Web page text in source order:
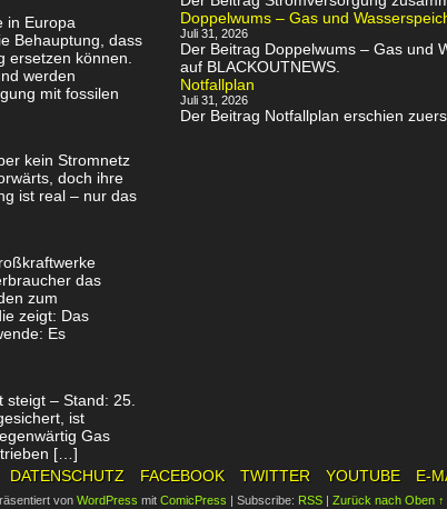
in Europa
Behauptung, dass
ersetzen können.
werden
mit fossilen
kein Stromnetz
doch ihre
ist real – nur das
das
zum
zeigt: Das
Es
– Stand: 25.
ist
Gas
[…]
Doppelwums – Gas und
Juli 31, 2026
Der Beitrag Doppelwums – Gas und
auf BLACKOUTNEWS.
Notfallplan
Juli 31, 2026
Der Beitrag Notfallplan erschien
DATENSCHUTZ FACEBOOK TWITTER YOUTUBE E-
von WordPress mit ComicPress | Subscribe: RSS | Zurück nach Oben ↑